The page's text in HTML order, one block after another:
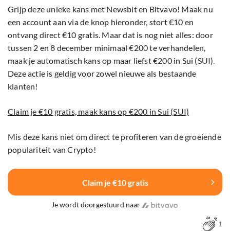
Grijp deze unieke kans met Newsbit en Bitvavo! Maak nu
een account aan via de knop hieronder, stort €10 en
ontvang direct €10 gratis. Maar dat is nog niet alles: door
tussen 2 en 8 december minimaal €200 te verhandelen,
maak je automatisch kans op maar liefst €200 in Sui (SUI).
Deze actie is geldig voor zowel nieuwe als bestaande
klanten!
Claim je €10 gratis, maak kans op €200 in Sui (SUI)
Mis deze kans niet om direct te profiteren van de groeiende
populariteit van Crypto!
Claim je €10 gratis
Je wordt doorgestuurd naar
1